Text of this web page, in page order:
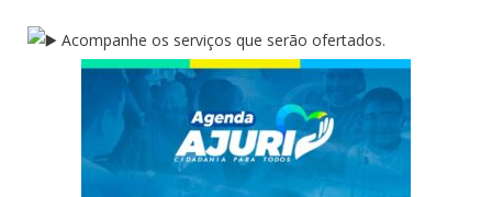
Acompanhe os serviços que serão ofertados.